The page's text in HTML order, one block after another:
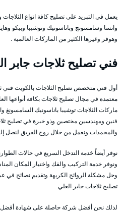
يعمل في التبريد على تصليح كافة انواع
وانسا وسامسونج وباناسونيك وتوشيبا وبيكو
وهوفر وغيرها الكثير من الماركات العالمية .
فني تصليح ثلاجات جابر
أول فني متخصص تصليح الثلاجات بالكويت فني
معتمدة في مجال تصليح ثلاجات بكافة أنواعها
ماركات الثلاجات توشيبا باناسونيك
فنين ومهندسين مختصين وذو خبرة في تصليح
والمجمدات ونعمل من خلال روح الفريق لنصل
نوفر أيضاً خدمة التدخل السريع في حالات
ونوفر خدمة التركيب والفك واختيار المكان
وحل مشكلة الروائح الكريهة وتقديم نصائح في
تصليح ثلاجات جابر العلي
لذلك نحن أفضل شركة حاصلة على شهادة أفضل